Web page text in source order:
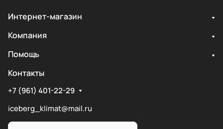
Интернет-магазин
Компания
Помощь
Контакты
+7 (961) 401-22-29
iceberg_klimat@mail.ru